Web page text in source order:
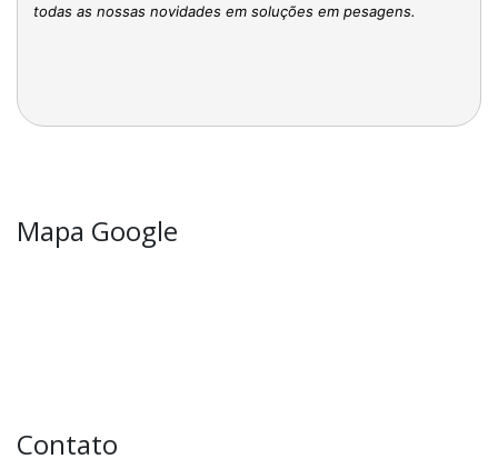
todas as nossas novidades em soluções em pesagens.
Mapa Google
Contato